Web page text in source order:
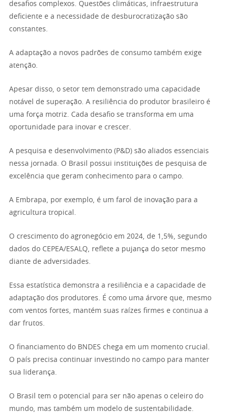
desafios complexos. Questões climáticas, infraestrutura
deficiente e a necessidade de desburocratização são
constantes.
A adaptação a novos padrões de consumo também exige
atenção.
Apesar disso, o setor tem demonstrado uma capacidade
notável de superação. A resiliência do produtor brasileiro é
uma força motriz. Cada desafio se transforma em uma
oportunidade para inovar e crescer.
A pesquisa e desenvolvimento (P&D) são aliados essenciais
nessa jornada. O Brasil possui instituições de pesquisa de
excelência que geram conhecimento para o campo.
A Embrapa, por exemplo, é um farol de inovação para a
agricultura tropical.
O crescimento do agronegócio em 2024, de 1,5%, segundo
dados do CEPEA/ESALQ, reflete a pujança do setor mesmo
diante de adversidades.
Essa estatística demonstra a resiliência e a capacidade de
adaptação dos produtores. É como uma árvore que, mesmo
com ventos fortes, mantém suas raízes firmes e continua a
dar frutos.
O financiamento do BNDES chega em um momento crucial.
O país precisa continuar investindo no campo para manter
sua liderança.
O Brasil tem o potencial para ser não apenas o celeiro do
mundo, mas também um modelo de sustentabilidade.